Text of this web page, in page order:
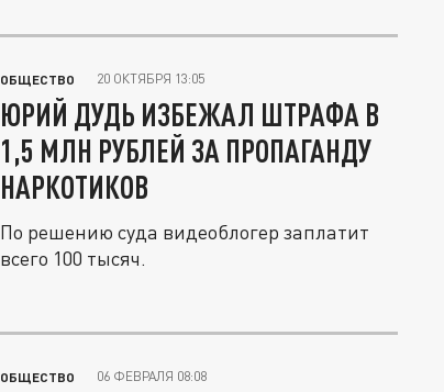
ОБЩЕСТВО 20 ОКТЯБРЯ 13:05
ЮРИЙ ДУДЬ ИЗБЕЖАЛ ШТРАФА В
1,5 МЛН РУБЛЕЙ ЗА ПРОПАГАНДУ
НАРКОТИКОВ
По решению суда видеоблогер заплатит
всего 100 тысяч.
ОБЩЕСТВО 06 ФЕВРАЛЯ 08:08